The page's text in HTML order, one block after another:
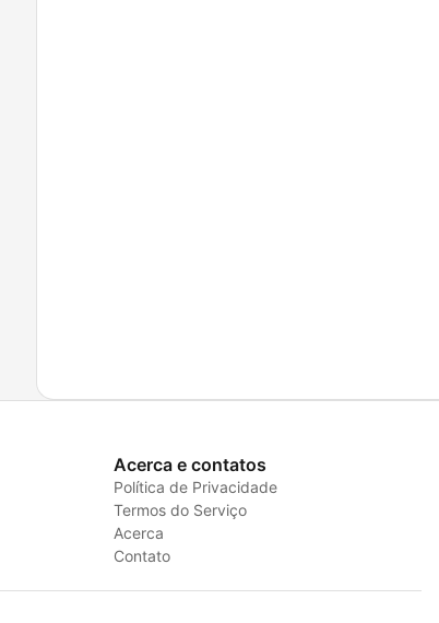
Acerca e contatos
Política de Privacidade
Termos do Serviço
Acerca
Contato